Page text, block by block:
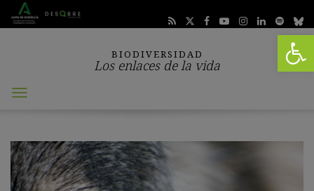
Abrir
BIODIVERSIDAD
Los enlaces de la vida
Abrir